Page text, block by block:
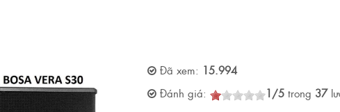
Đã xem: 15.994
Đánh giá:
1/5 trong 37